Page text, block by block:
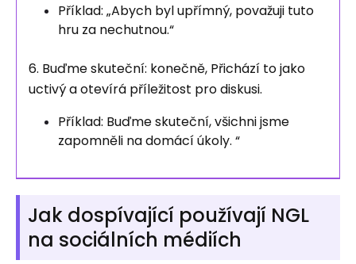
Příklad: „Abych byl upřímný, považuji tuto
hru za nechutnou.“
6. Buďme skuteční: konečně, Přichází to jako
uctivý a otevírá příležitost pro diskusi.
Příklad: Buďme skuteční, všichni jsme
zapomněli na domácí úkoly. “
Jak dospívající používají NGL
na sociálních médiích